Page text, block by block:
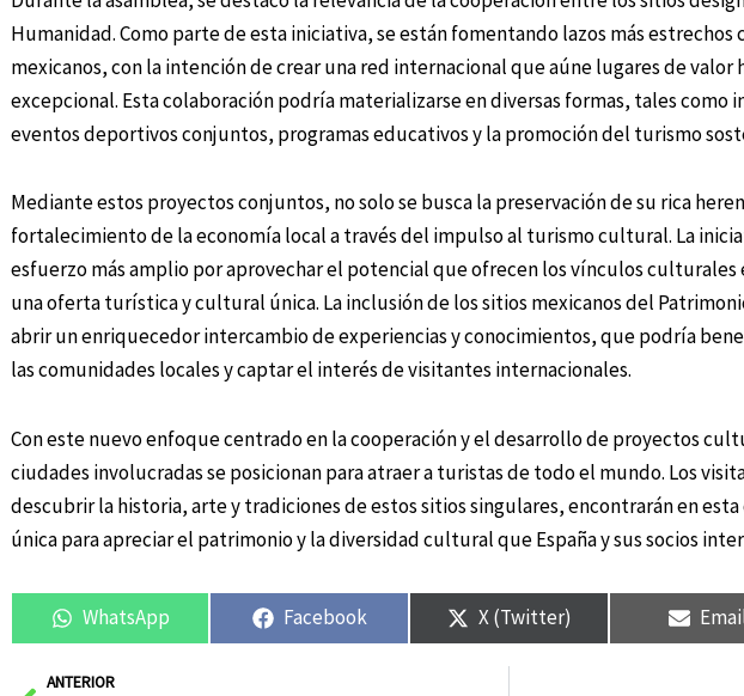
Humanidad. Como parte de esta iniciativa, se están fomentando lazos más estrechos
mexicanos, con la intención de crear una red internacional que aúne lugares de
excepcional. Esta colaboración podría materializarse en diversas formas, tales
eventos deportivos conjuntos, programas educativos y la promoción del turismo
Mediante estos proyectos conjuntos, no solo se busca la preservación de su rica
fortalecimiento de la economía local a través del impulso al turismo cultural. La
esfuerzo más amplio por aprovechar el potencial que ofrecen los vínculos culturales
una oferta turística y cultural única. La inclusión de los sitios mexicanos del
abrir un enriquecedor intercambio de experiencias y conocimientos, que podría
las comunidades locales y captar el interés de visitantes internacionales.
Con este nuevo enfoque centrado en la cooperación y el desarrollo de proyectos
ciudades involucradas se posicionan para atraer a turistas de todo el mundo. Los
descubrir la historia, arte y tradiciones de estos sitios singulares, encontrarán en
única para apreciar el patrimonio y la diversidad cultural que España y sus socios
WhatsApp Facebook X (Twitter)
AntANTERIOR